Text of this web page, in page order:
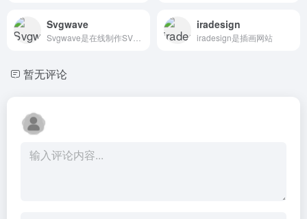
Svgwave iradesign
iradesign是插画网站
暂无评论